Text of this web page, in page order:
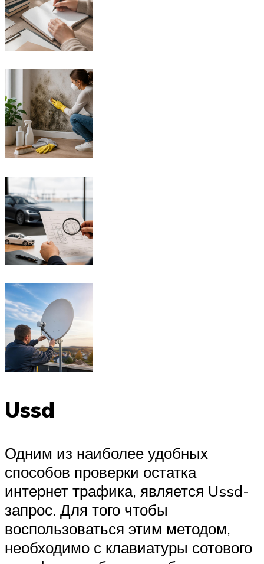
Ussd
Одним из наиболее удобных
способов проверки остатка
интернет трафика, является Ussd-
запрос. Для того чтобы
воспользоваться этим методом,
необходимо с клавиатуры сотового